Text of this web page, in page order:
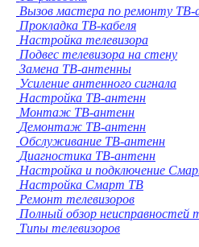
Вызов мастера по ремонту ТВ-
Прокладка ТВ-кабеля
Настройка телевизора
Подвес телевизора на стену
Замена ТВ-антенны
Усиление антенного сигнала
Настройка ТВ-антенн
Монтаж ТВ-антенн
Демонтаж ТВ-антенн
Обслуживание ТВ-антенн
Диагностика ТВ-антенн
Настройка и подключение
Настройка Смарт ТВ
Ремонт телевизоров
Полный обзор неисправностей
Типы телевизоров